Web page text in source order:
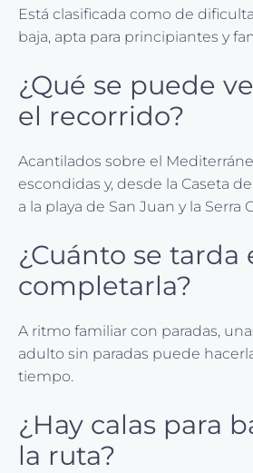
Está clasificada como de
baja, apta para principiantes y
¿Qué se puede
el recorrido?
Acantilados sobre el
escondidas y, desde la Caseta
a la playa de San Juan y la Serra
¿Cuánto se tarda
completarla?
A ritmo familiar con paradas,
adulto sin paradas puede
tiempo.
¿Hay calas para
la ruta?